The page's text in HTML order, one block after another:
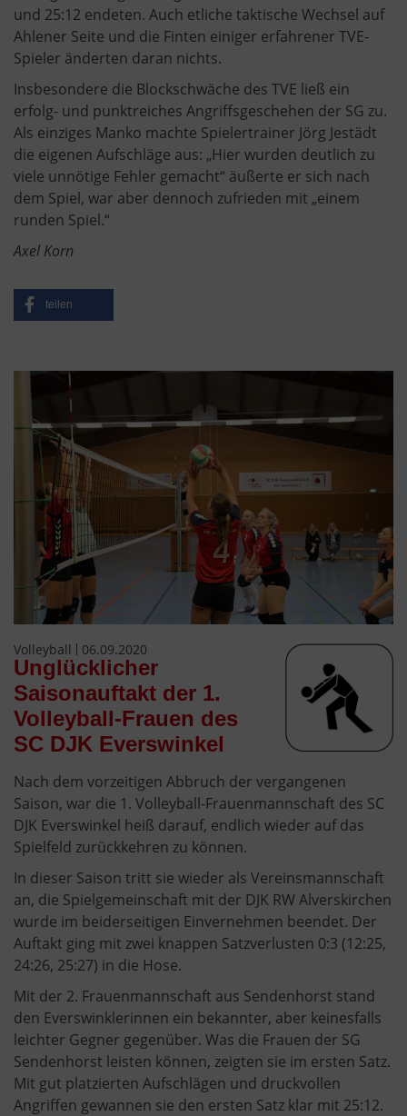
und 25:12 endeten. Auch etliche taktische Wechsel auf
Ahlener Seite und die Finten einiger erfahrener TVE-
Spieler änderten daran nichts.
Insbesondere die Blockschwäche des TVE ließ ein
erfolg- und punktreiches Angriffsgeschehen der SG zu.
Als einziges Manko machte Spielertrainer Jörg Jestädt
die eigenen Aufschläge aus: „Hier wurden deutlich zu
viele unnötige Fehler gemacht“ äußerte er sich nach
dem Spiel, war aber dennoch zufrieden mit „einem
runden Spiel.“
Axel Korn
teilen
Volleyball 06.09.2020
Unglücklicher
Saisonauftakt der 1.
Volleyball-Frauen des
SC DJK Everswinkel
Nach dem vorzeitigen Abbruch der vergangenen
Saison, war die 1. Volleyball-Frauenmannschaft des SC
DJK Everswinkel heiß darauf, endlich wieder auf das
Spielfeld zurückkehren zu können.
In dieser Saison tritt sie wieder als Vereinsmannschaft
an, die Spielgemeinschaft mit der DJK RW Alverskirchen
wurde im beiderseitigen Einvernehmen beendet. Der
Auftakt ging mit zwei knappen Satzverlusten 0:3 (12:25,
24:26, 25:27) in die Hose.
Mit der 2. Frauenmannschaft aus Sendenhorst stand
den Everswinklerinnen ein bekannter, aber keinesfalls
leichter Gegner gegenüber. Was die Frauen der SG
Sendenhorst leisten können, zeigten sie im ersten Satz.
Mit gut platzierten Aufschlägen und druckvollen
Angriffen gewannen sie den ersten Satz klar mit 25:12.